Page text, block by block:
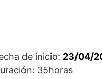
de inicio: 23/04/
35horas